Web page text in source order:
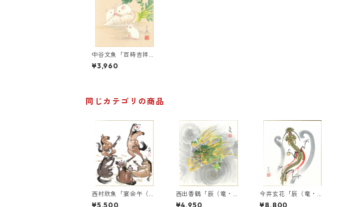
中谷文魚「百時吉祥」
色紙 干支子
¥3,960
同じカテゴリの商品
西村欣魚「宴会午（う
ま）」干支色紙絵
¥5,500
西出香鶴「辰（竜・
龍）」干支色紙絵
¥4,950
今井玄花「辰（竜・
龍）」干支色紙絵
¥8,800